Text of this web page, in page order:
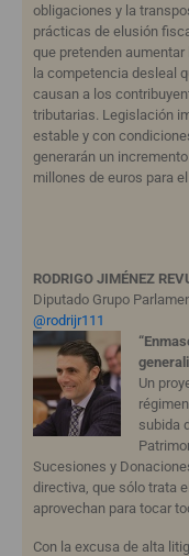
obligaciones y la
prácticas de elusión
que pretenden
la competencia desleal
causan a los
tributarias. Legislación
estable y con
generarán un
millones de euros para
RODRIGO JIMÉNEZ
Diputado Grupo
@rodrijr111
Un
subida
Sucesiones y
directiva, que sólo trata
aprovechan para tocar
Con la excusa de alta